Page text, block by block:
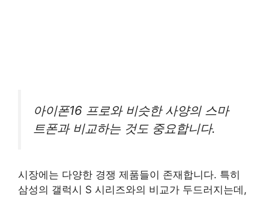
아이폰16 프로와 비슷한 사양의 스마
트폰과 비교하는 것도 중요합니다.
시장에는 다양한 경쟁 제품들이 존재합니다. 특히
삼성의 갤럭시 S 시리즈와의 비교가 두드러지는데,